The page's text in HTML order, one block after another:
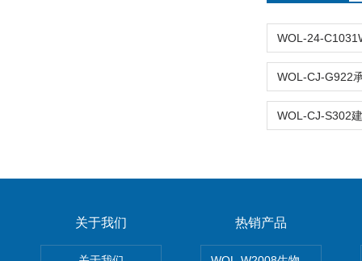
关于我们 热销产品